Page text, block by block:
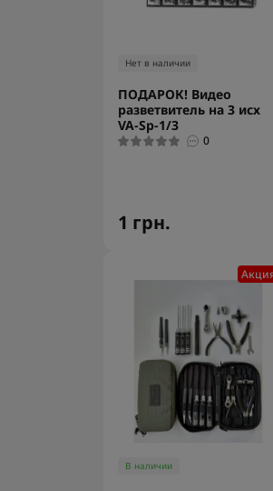
Нет в наличии
ПОДАРОК! Видео
разветвитель на 3 исх
VA-Sp-1/3
0
1 грн.
В наличии